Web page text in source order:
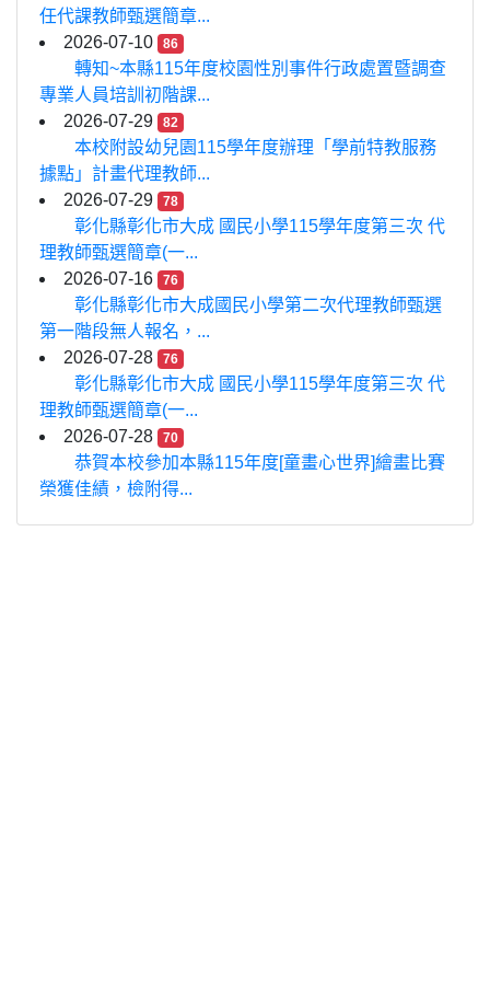
任代課教師甄選簡章...
2026-07-10
86
轉知~本縣115年度校園性別事件行政處置暨調查
專業人員培訓初階課...
2026-07-29
82
本校附設幼兒園115學年度辦理「學前特教服務
據點」計畫代理教師...
2026-07-29
78
彰化縣彰化市大成 國民小學115學年度第三次 代
理教師甄選簡章(一...
2026-07-16
76
彰化縣彰化市大成國民小學第二次代理教師甄選
第一階段無人報名，...
2026-07-28
76
彰化縣彰化市大成 國民小學115學年度第三次 代
理教師甄選簡章(一...
2026-07-28
70
恭賀本校參加本縣115年度[童畫心世界]繪畫比賽
榮獲佳績，檢附得...